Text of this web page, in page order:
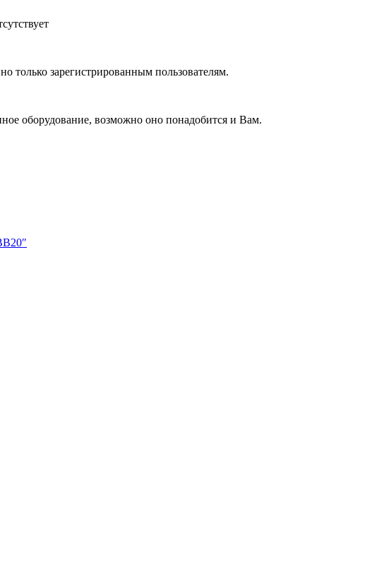
только зарегистрированным пользователям.
оборудование, возможно оно понадобится и Вам.